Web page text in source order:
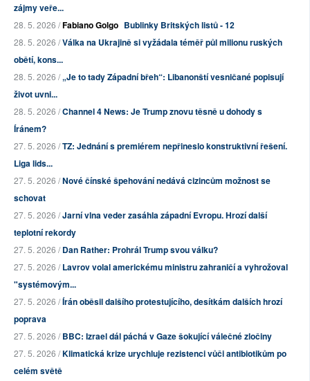
zájmy veře...
28. 5. 2026 /Fabiano Golgo Bublinky Britských listů - 12
28. 5. 2026 /Válka na Ukrajině si vyžádala téměř půl milionu ruských
obětí, kons...
28. 5. 2026 /„Je to tady Západní břeh“: Libanonští vesničané popisují
život uvni...
28. 5. 2026 /Channel 4 News: Je Trump znovu těsně u dohody s
Íránem?
27. 5. 2026 /TZ: Jednání s premiérem nepřineslo konstruktivní řešení.
Liga lids...
27. 5. 2026 /Nové čínské špehování nedává cizincům možnost se
schovat
27. 5. 2026 /Jarní vlna veder zasáhla západní Evropu. Hrozí další
teplotní rekordy
27. 5. 2026 /Dan Rather: Prohrál Trump svou válku?
27. 5. 2026 /Lavrov volal americkému ministru zahraničí a vyhrožoval
"systémovým...
27. 5. 2026 /Írán oběsil dalšího protestujícího, desítkám dalších hrozí
poprava
27. 5. 2026 /BBC: Izrael dál páchá v Gaze šokující válečné zločiny
27. 5. 2026 /Klimatická krize urychluje rezistenci vůči antibiotikům po
celém světě